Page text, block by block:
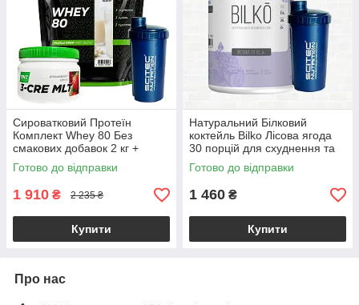
Сироватковий Протеїн
Комплект Whey 80 Без
смакових добавок 2 кг +
Креатин + Шейкер у
Подарунок
Готово до відправки
1 910 ₴ 2 235 ₴
Купити
Натуральний Білковий
коктейль Bilko Лісова ягода
30 порцій для схуднення та
заміни харчування з
Шейкером у комплекті
Готово до відправки
1 460 ₴
Купити
Про нас